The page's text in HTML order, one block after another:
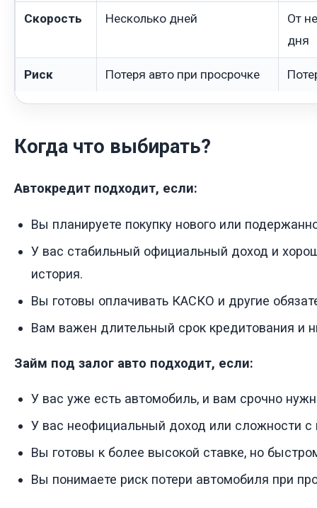
Скорость Несколько дней
От
дня
Риск Потеря авто при просрочке
Когда что выбирать?
Автокредит подходит, если:
Вы планируете покупку нового или
У вас стабильный официальный доход и
история.
Вы готовы оплачивать КАСКО и другие
Вам важен длительный срок кредитования и
Займ под залог авто подходит, если:
У вас уже есть автомобиль, и вам срочно
У вас неофициальный доход или сложности с
Вы готовы к более высокой ставке, но
Вы понимаете риск потери автомобиля при